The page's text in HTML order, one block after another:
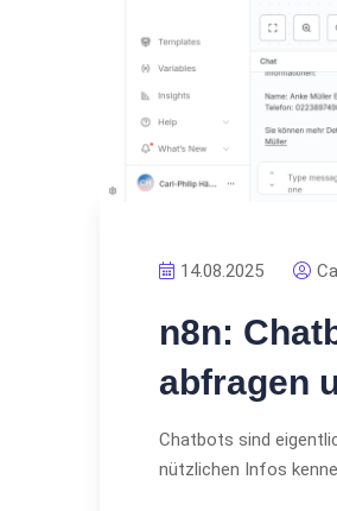
14.08.2025
n8n:
abfragen
Chatbots sind
nützlichen Infos